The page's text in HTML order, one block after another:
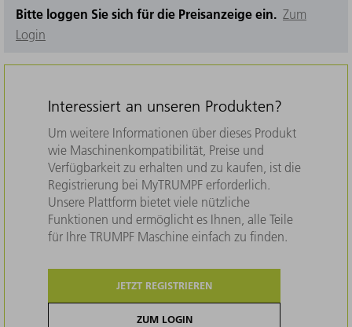
Bitte loggen Sie sich für die Preisanzeige ein. Zum
Login
Interessiert an unseren Produkten?
Um weitere Informationen über dieses Produkt
wie Maschinenkompatibilität, Preise und
Verfügbarkeit zu erhalten und zu kaufen, ist die
Registrierung bei MyTRUMPF erforderlich.
Unsere Plattform bietet viele nützliche
Funktionen und ermöglicht es Ihnen, alle Teile
für Ihre TRUMPF Maschine einfach zu finden.
JETZT REGISTRIEREN
ZUM LOGIN